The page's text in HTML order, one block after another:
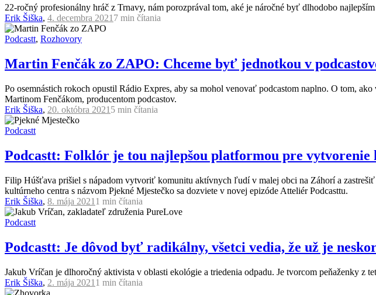
22-ročný profesionálny hráč z Trnavy, nám porozprával tom, aké je náročné byť dlhodobo
Erik Šiška, 4. decembra 2021 7 min čítania
Podcastt, Rozhovory
Martin Fenčák zo ZAPO: Chceme byť jednotkou v
Po osemnástich rokoch opustil Rádio Expres, aby sa mohol venovať podcastom naplno. O tom,
Martinom Fenčákom, producentom podcastov.
Erik Šiška, 20. októbra 2021 5 min čítania
Podcastt
Podcastt: Folklór je tou najlepšou platformou pre
Filip Húšťava prišiel s nápadom vytvoriť komunitu aktívnych ľudí v malej obci na Záhorí a
kultúrneho centra s názvom Pjekné Mjestečko sa dozviete v novej epizóde Atteliér Podcasttu.
Erik Šiška, 8. mája 2021 1 min čítania
Podcastt
Podcastt: Je dôvod byť radikálny, všetci vedia, že už je
Jakub Vríčan je dlhoročný aktivista v oblasti ekológie a triedenia odpadu. Je tvorcom peňaženky z
Erik Šiška, 2. mája 2021 1 min čítania